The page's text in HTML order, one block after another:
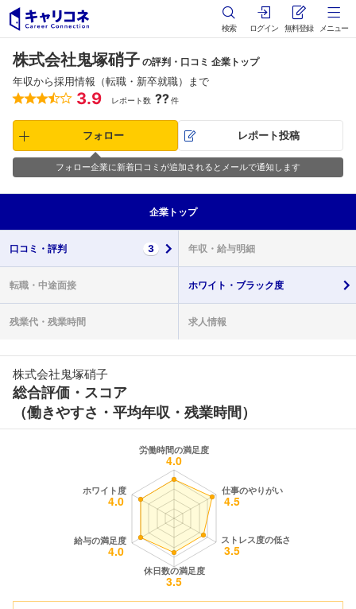
検索 ログイン 無料登録 メニュー
株式会社鬼塚硝子 の評判・口コミ 企業トップ
年収から採用情報（転職・新卒就職）まで
3.9 レポート数 ??件
フォロー レポート投稿
フォロー企業に新着口コミが追加されるとメールで通知します
企業 トップ
口コミ・ 評判 3 年収・ 給与明細
転職・ 中途面接 ホワイト・ ブラック度
残業代・ 残業時間 求人情報
株式会社鬼塚硝子
総合評価・スコア
（働きやすさ・平均年収・残業時間）